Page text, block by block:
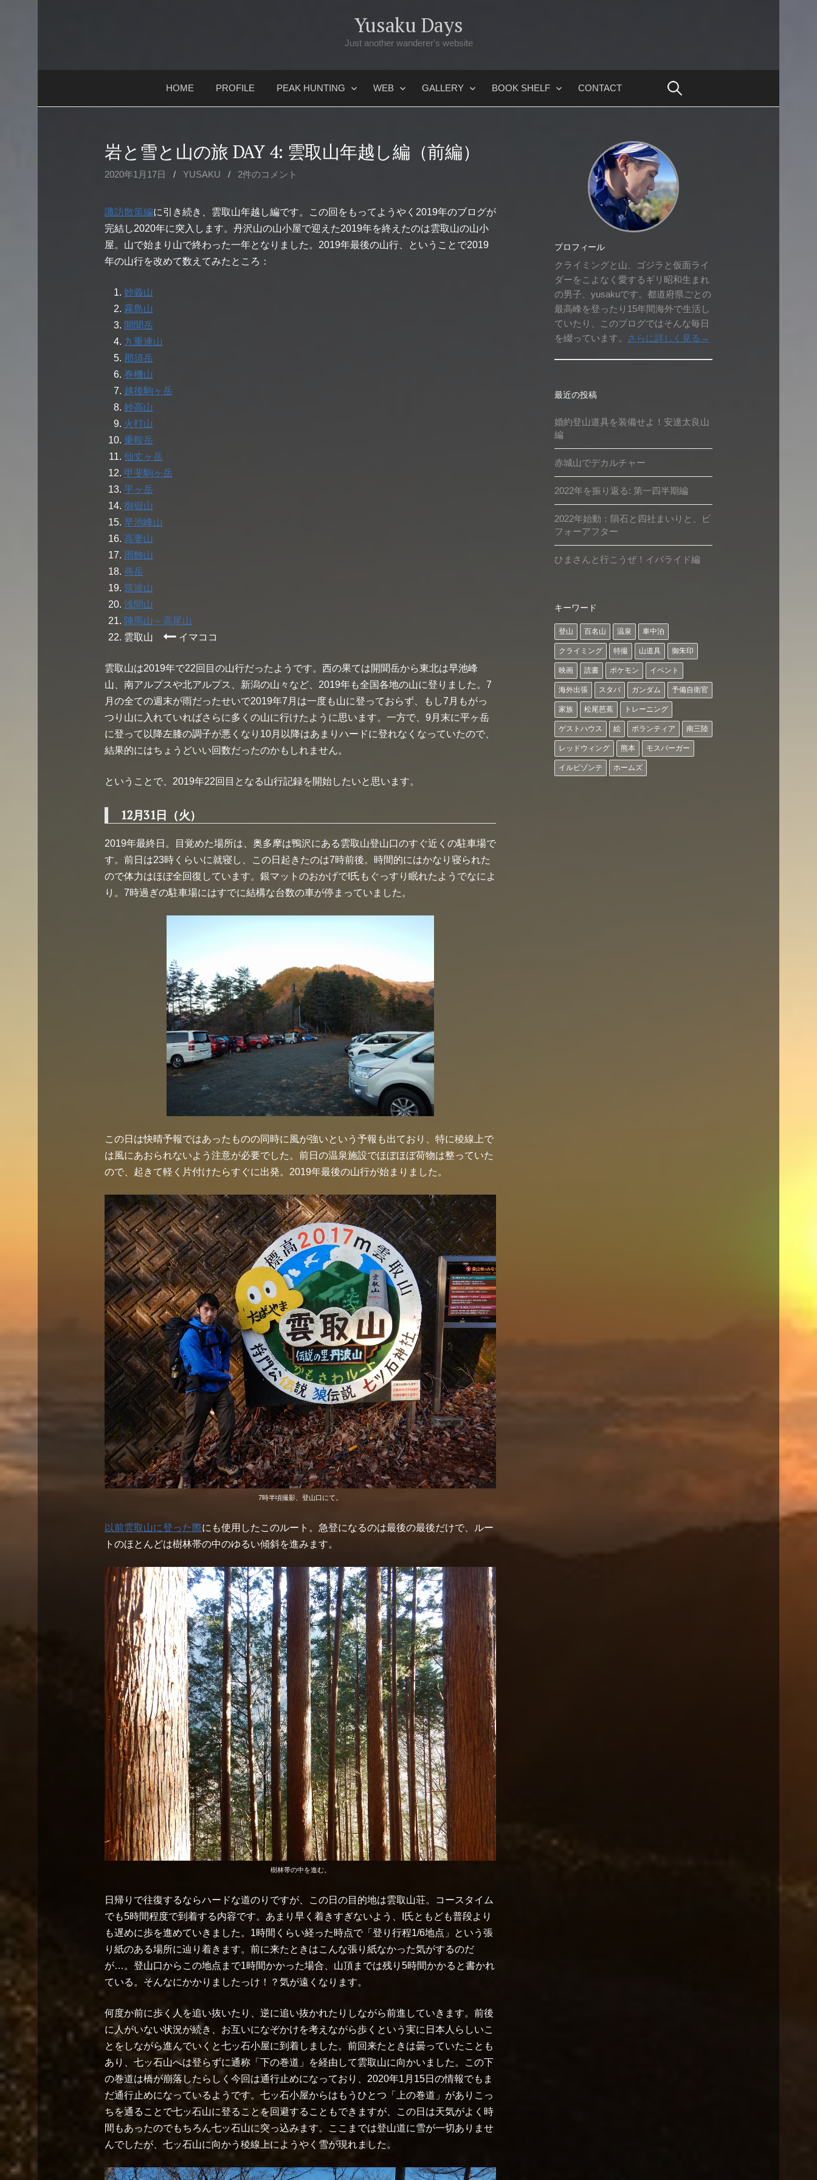
ツ
ス
Yusaku Days
Just another wanderer's website
HOME PROFILE PEAK HUNTING WEB GALLERY BOOK SHELF CONTACT
岩と雪と山の旅 DAY 4: 雲取山年越し編（前編）
2020年1月17日 / YUSAKU / 2件のコメント
諏訪散策編に引き続き、雲取山年越し編です。この回をもってようやく2019年のブログが
完結し2020年に突入します。丹沢山の山小屋で迎えた2019年を終えたのは雲取山の山小
屋。山で始まり山で終わった一年となりました。2019年最後の山行、ということで2019
年の山行を改めて数えてみたところ：
妙義山
霧島山
開聞岳
九重連山
那須岳
巻機山
越後駒ヶ岳
妙高山
火打山
乗鞍岳
仙丈ヶ岳
甲斐駒ヶ岳
平ヶ岳
御嶽山
早池峰山
高妻山
雨飾山
燕岳
筑波山
浅間山
陣馬山～高尾山
雲取山
イマココ
雲取山は2019年で22回目の山行だったようです。西の果ては開聞岳から東北は早池峰
山、南アルプスや北アルプス、新潟の山々など、2019年も全国各地の山に登りました。7
月の全ての週末が雨だったせいで2019年7月は一度も山に登っておらず、もし7月もがっ
つり山に入れていればさらに多くの山に行けたように思います。一方で、9月末に平ヶ岳
に登って以降左膝の調子が悪くなり10月以降はあまりハードに登れなくなっていたので、
結果的にはちょうどいい回数だったのかもしれません。
ということで、2019年22回目となる山行記録を開始したいと思います。
12月31日（火）
2019年最終日。目覚めた場所は、奥多摩は鴨沢にある雲取山登山口のすぐ近くの駐車場で
す。前日は23時くらいに就寝し、この日起きたのは7時前後。時間的にはかなり寝られた
ので体力はほぼ全回復しています。銀マットのおかげでI氏もぐっすり眠れたようでなによ
り。7時過ぎの駐車場にはすでに結構な台数の車が停まっていました。
この日は快晴予報ではあったものの同時に風が強いという予報も出ており、特に稜線上で
は風にあおられないよう注意が必要でした。前日の温泉施設でほぼほぼ荷物は整っていた
ので、起きて軽く片付けたらすぐに出発。2019年最後の山行が始まりました。
7時半頃撮影、登山口にて。
以前雲取山に登った際にも使用したこのルート。急登になるのは最後の最後だけで、ルー
トのほとんどは樹林帯の中のゆるい傾斜を進みます。
樹林帯の中を進む。
日帰りで往復するならハードな道のりですが、この日の目的地は雲取山荘。コースタイム
でも5時間程度で到着する内容です。あまり早く着きすぎないよう、I氏ともども普段より
も遅めに歩を進めていきました。1時間くらい経った時点で「登り行程1/6地点」という張
り紙のある場所に辿り着きます。前に来たときはこんな張り紙なかった気がするのだ
が…。登山口からこの地点まで1時間かかった場合、山頂までは残り5時間かかると書かれ
ている。そんなにかかりましたっけ！？気が遠くなります。
何度か前に歩く人を追い抜いたり、逆に追い抜かれたりしながら前進していきます。前後
に人がいない状況が続き、お互いになぞかけを考えながら歩くという実に日本人らしいこ
とをしながら進んでいくと七ッ石小屋に到着しました。前回来たときは曇っていたことも
あり、七ッ石山へは登らずに通称「下の巻道」を経由して雲取山に向かいました。この下
の巻道は橋が崩落したらしく今回は通行止めになっており、2020年1月15日の情報でもま
だ通行止めになっているようです。七ッ石小屋からはもうひとつ「上の巻道」がありこっ
ちを通ることで七ッ石山に登ることを回避することもできますが、この日は天気がよく時
間もあったのでもちろん七ッ石山に突っ込みます。ここまでは登山道に雪が一切ありませ
んでしたが、七ッ石山に向かう稜線上にようやく雪が現れました。
プロフィール
クライミングと山、ゴジラと仮面ライ
ダーをこよなく愛するギリ昭和生まれ
の男子、yusakuです。都道府県ごとの
最高峰を登ったり15年間海外で生活し
ていたり、このブログではそんな毎日
を綴っています。
さらに詳しく見る→
最近の投稿
婚約登山道具を装備せよ！安達太良山
編
赤城山でデカルチャー
2022年を振り返る: 第一四半期編
2022年始動：隕石と四社まいりと、ビ
フォーアフター
ひまさんと行こうぜ！イバライド編
キーワード
登山 百名山 温泉 車中泊
クライミング 特撮 山道具 御朱印
映画 読書 ポケモン イベント
海外出張 スタバ ガンダム 予備自衛官
家族 松尾芭蕉 トレーニング
ゲストハウス 絵 ボランティア 南三陸
レッドウィング 熊本 モスバーガー
イルビゾンテ ホームズ